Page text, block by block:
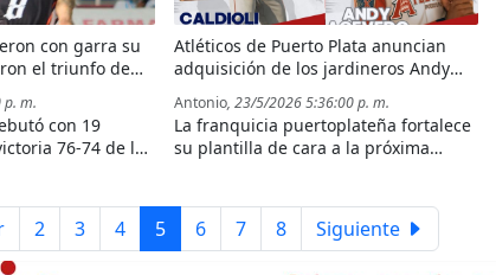
con garra su
el triunfo de
m.
con 19
76-74 de los
Atléticos de Puerto Plata anuncian
adquisición de los jardineros Andy
Antonio, 23/5/2026 5:36:00 p. m.
La franquicia puertoplateña fortalece
su plantilla de cara a la próxima
jugadores de experiencia en ligas
menores.
2 3 4 5 6 7 8 Siguiente